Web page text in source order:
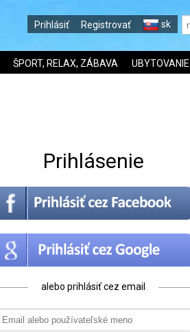
Prihlásiť Registrovať sk
ŠPORT, RELAX, ZÁBAVA UBYTOVANIE
Prihlásenie
alebo prihlásiť cez email